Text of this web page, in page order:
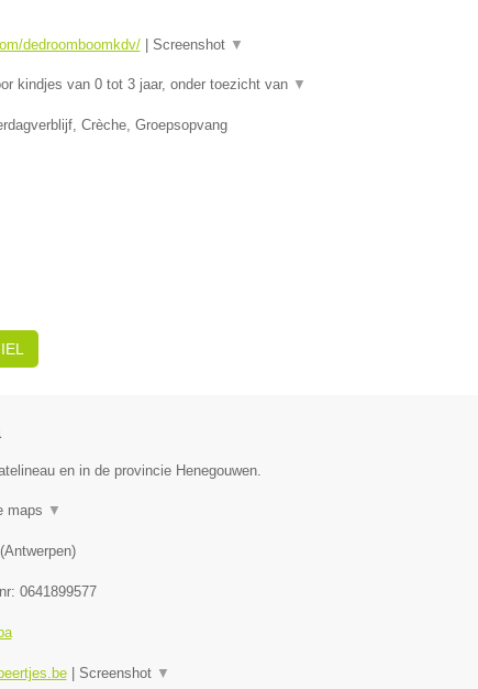
dedroomboomkdv/| Screenshot ▼
kindjes van 0 tot 3 jaar, onder toezicht van ▼
Crèche, Groepsopvang
en in de provincie Henegouwen.
maps ▼
Antwerpen)
0641899577
| Screenshot ▼